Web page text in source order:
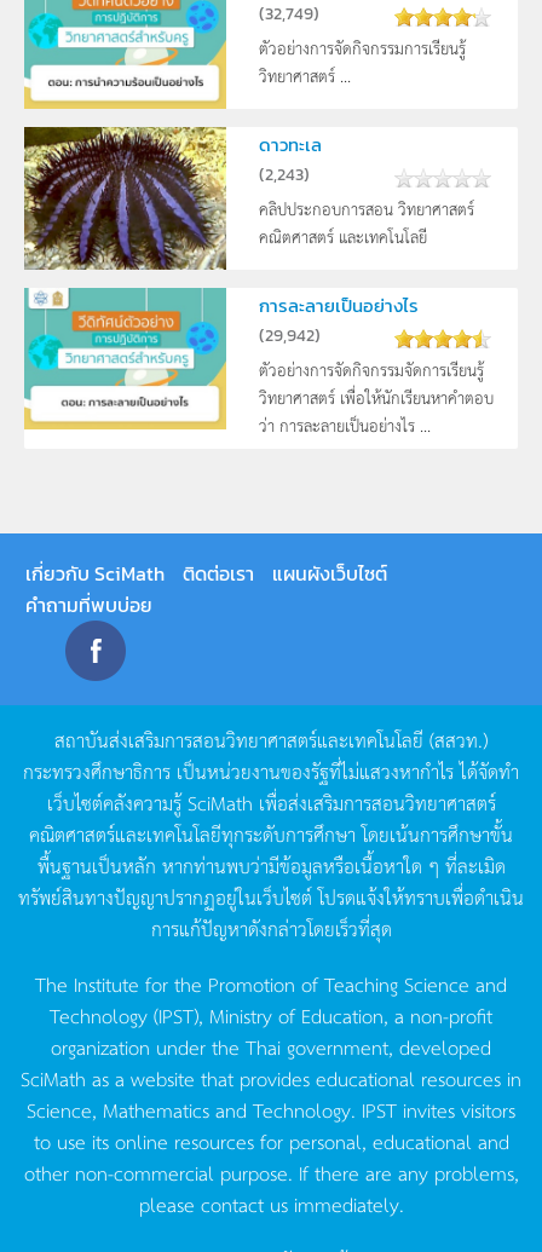
(32,749)
ตัวอย่างการจัดกิจกรรมการเรียนรู้
วิทยาศาสตร์ ...
ดาวทะเล
(2,243)
คลิปประกอบการสอน วิทยาศาสตร์
คณิตศาสตร์ และเทคโนโลยี
การละลายเป็นอย่างไร
(29,942)
ตัวอย่างการจัดกิจกรรมจัดการเรียนรู้
วิทยาศาสตร์ เพื่อให้นักเรียนหาคำตอบ
ว่า การละลายเป็นอย่างไร ...
เกี่ยวกับ SciMath ติดต่อเรา
แผนผังเว็บไซต์
คำถามที่พบบ่อย
สถาบันส่งเสริมการสอนวิทยาศาสตร์และเทคโนโลยี (สสวท.)
กระทรวงศึกษาธิการ เป็นหน่วยงานของรัฐที่ไม่แสวงหากำไรได้จัดทำ
เว็บไซต์คลังความรู้SciMath เพื่อส่งเสริมการสอนวิทยาศาสตร์
คณิตศาสตร์และเทคโนโลยีทุกระดับการศึกษา โดยเน้นการศึกษาขั้น
พื้นฐานเป็นหลัก หากท่านพบว่ามีข้อมูลหรือเนื้อหาใด ๆ ที่ละเมิด
ทรัพย์สินทางปัญญาปรากฏอยู่ในเว็บไซต์โปรดแจ้งให้ทราบเพื่อดำเนิน
การแก้ปัญหาดังกล่าวโดยเร็วที่สุด
The Institute for the Promotion of Teaching Science and
Technology (IPST), Ministry of Education, a non-profit
organization under the Thai government, developed
SciMath as a website that provides educational resources in
Science, Mathematics and Technology. IPST invites visitors
to use its online resources for personal, educational and
other non-commercial purpose. If there are any problems,
please contact us immediately.